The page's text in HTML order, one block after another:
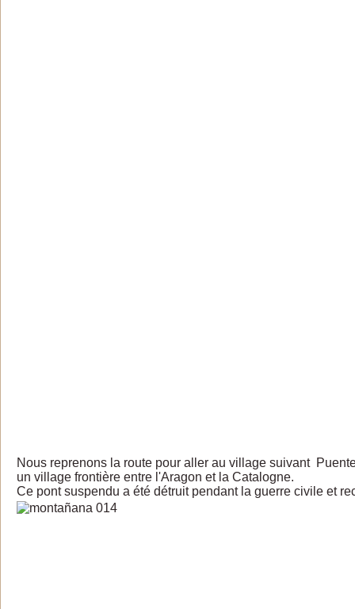
Nous reprenons la route pour aller au village suivant
un village frontière entre l'Aragon et la Catalogne.
Ce pont suspendu a été détruit pendant la guerre civile et